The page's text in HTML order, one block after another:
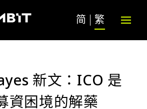
简 繁
新文：ICO 是
資困境的解藥